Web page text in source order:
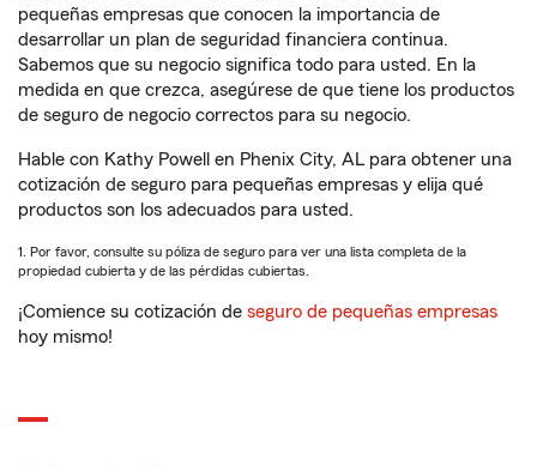
pequeñas empresas que conocen la importancia de
desarrollar un plan de seguridad financiera continua.
Sabemos que su negocio significa todo para usted. En la
medida en que crezca, asegúrese de que tiene los productos
de seguro de negocio correctos para su negocio.
Hable con Kathy Powell en Phenix City, AL para obtener una
cotización de seguro para pequeñas empresas y elija qué
productos son los adecuados para usted.
1. Por favor, consulte su póliza de seguro para ver una lista completa de la
propiedad cubierta y de las pérdidas cubiertas.
¡Comience su cotización de seguro de pequeñas empresas
hoy mismo!